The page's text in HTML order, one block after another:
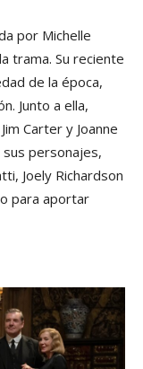
por Michelle
trama. Su reciente
de la época,
Junto a ella,
Carter y Joanne
personajes,
Joely Richardson
para aportar